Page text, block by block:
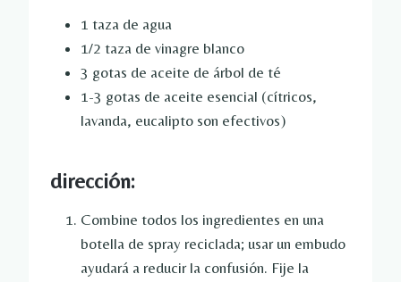
1 taza de agua
1/2 taza de vinagre blanco
3 gotas de aceite de árbol de té
1-3 gotas de aceite esencial (cítricos,
lavanda, eucalipto son efectivos)
dirección:
Combine todos los ingredientes en una
botella de spray reciclada; usar un embudo
ayudará a reducir la confusión. Fije la